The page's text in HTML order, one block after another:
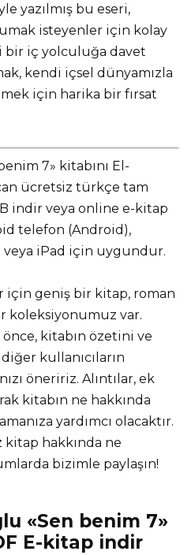
yazılmış bu eseri,
isteyenler için kolay
iç yolculuğa davet
kendi içsel dünyamızla
için harika bir fırsat
7» kitabını El-
ücretsiz türkçe tam
indir veya online e-kitap
telefon (Android),
veya iPad için uygundur.
için geniş bir kitap, roman
koleksiyonumuz var.
kitabın özetini ve
kullanıcıların
öneririz. Alıntılar, ek
kitabın ne hakkında
yardımcı olacaktır.
kitap hakkında ne
bizimle paylaşın!
«Sen benim 7»
E-kitap indir